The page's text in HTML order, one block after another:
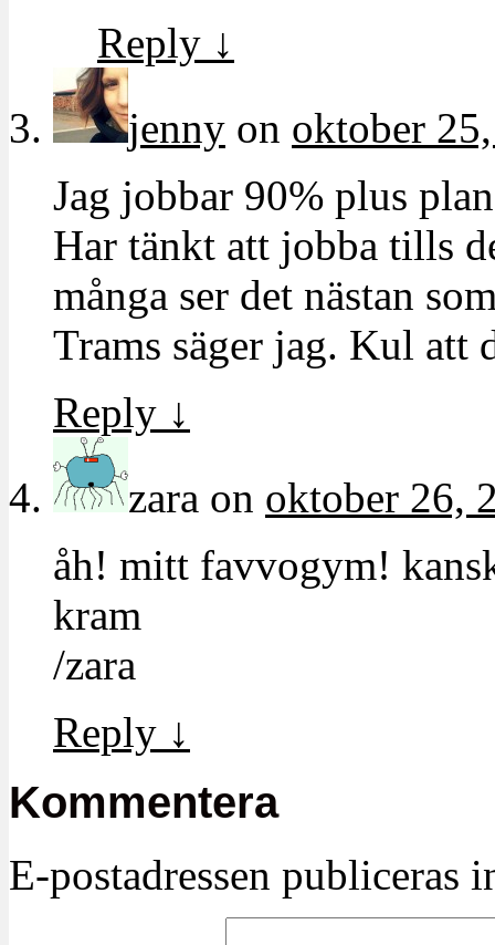
Reply ↓
jenny on oktober
Jag jobbar 90% plus
Har tänkt att jobba tills
många ser det nästan
Trams säger jag. Kul
Reply ↓
zara on oktober 26,
åh! mitt favvogym!
kram
/zara
Reply ↓
Kommentera
E-postadressen publiceras